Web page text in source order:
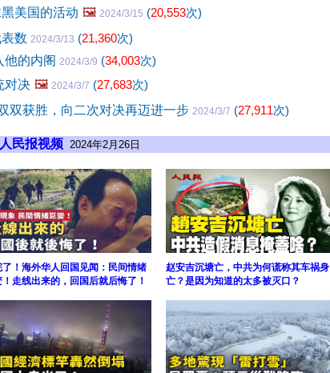
美国的活动 🖼️ 2024/3/15 (20,553次)
数 2024/3/13 (21,360次)
他的内阁 2024/3/9 (34,003次)
对决 🖼️ 2024/3/7 (27,683次)
双获胜，向二次对决再迈进一步 2024/3/7 (27,911次)
人民报视频 2024年2月26日
了！海外华人回国见闻：民间情绪
！走线出来的，回国后就后悔了！
赵安吉沉塘亡，中共为何谎称其车祸身
亡？是因为知道的太多被灭口？